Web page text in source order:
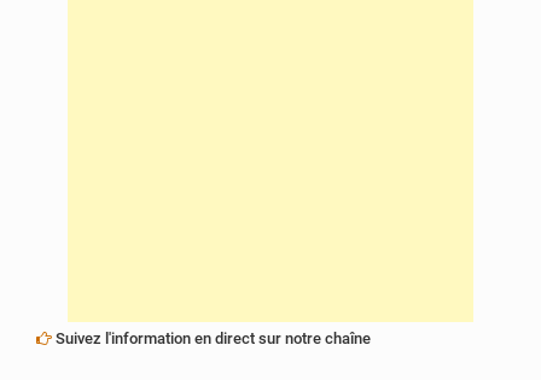
Suivez l'information en direct sur notre chaîne